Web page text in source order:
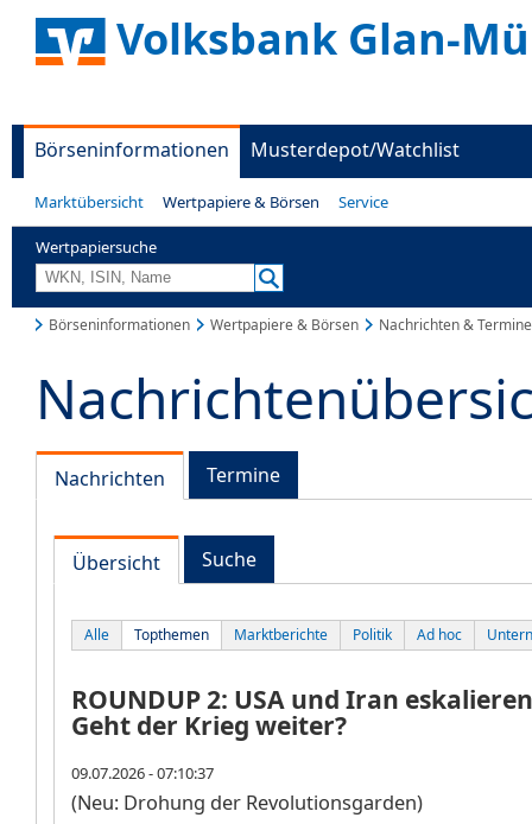
Volksbank Glan-
Börseninformationen Musterdepot/Watchlist
Marktübersicht Wertpapiere & Börsen Service
Wertpapiersuche
Börseninformationen Wertpapiere & Börsen Nachrichten & Termine
Nachrichten Termine
Übersicht Suche
Alle Topthemen Marktberichte Politik Ad hoc
ROUNDUP 2: USA und Iran
Geht der Krieg weiter?
09.07.2026 - 07:10:37
(Neu: Drohung der Revolutionsgarden)